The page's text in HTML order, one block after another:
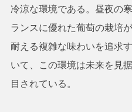
冷涼な環境である。昼夜の
ランスに優れた葡萄の栽培
耐える複雑な味わいを追求
いて、この環境は未来を見
目されている。